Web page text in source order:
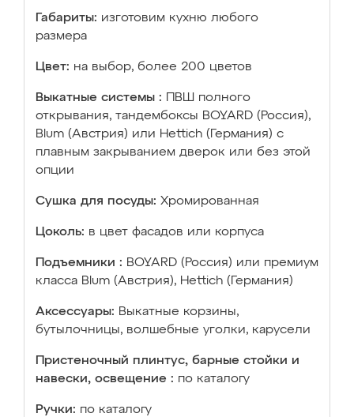
Габариты: изготовим кухню любого
размера
Цвет: на выбор, более 200 цветов
Выкатные системы :
ПВШ полного
открывания, тандембоксы BOYARD (Россия),
Blum (Австрия) или Hettich (Германия) с
плавным закрыванием дверок или без этой
опции
Сушка для посуды: Хромированная
Цоколь: в цвет фасадов или корпуса
Подъемники : BOYARD (Россия) или премиум
класса Blum (Австрия), Hettich (Германия)
Аксессуары: Выкатные корзины,
бутылочницы, волшебные уголки, карусели
Пристеночный плинтус, барные стойки и
навески, освещение : по каталогу
Ручки: по каталогу